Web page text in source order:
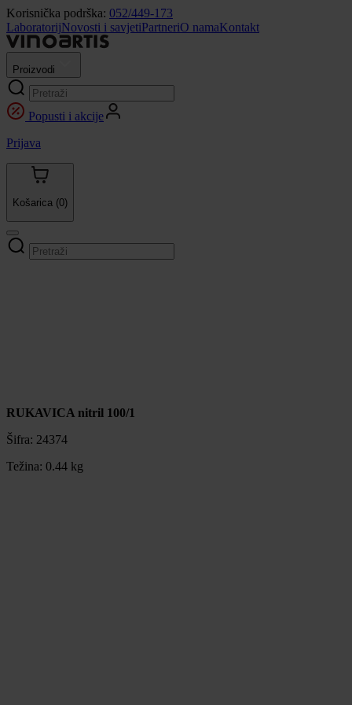
Korisnička podrška: 052/449-173
LaboratorijNovosti i savjetiPartneriO namaKontakt
Proizvodi
Popusti i akcije
Prijava
Košarica (0)
RUKAVICA nitril 100/1
Šifra: 24374
Težina: 0.44 kg